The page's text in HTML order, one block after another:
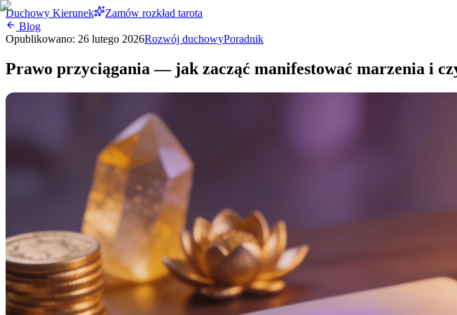
Duchowy Kierunek
Zamów rozkład tarota
Blog
Opublikowano: 26 lutego 2026Rozwój duchowyPoradnik
Prawo przyciągania — jak zacząć manifestować marzenia i